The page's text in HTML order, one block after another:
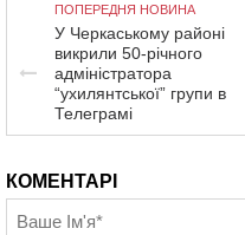
ПОПЕРЕДНЯ НОВИНА
У Черкаському районі
викрили 50-річного
адміністратора
“ухилянтської” групи в
Телеграмі
КОМЕНТАРІ